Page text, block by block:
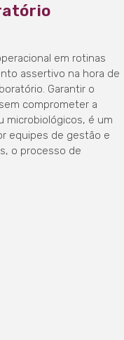
em rotinas
assertivo na hora de
Garantir o
comprometer a
microbiológicos, é um
equipes de gestão e
o processo de